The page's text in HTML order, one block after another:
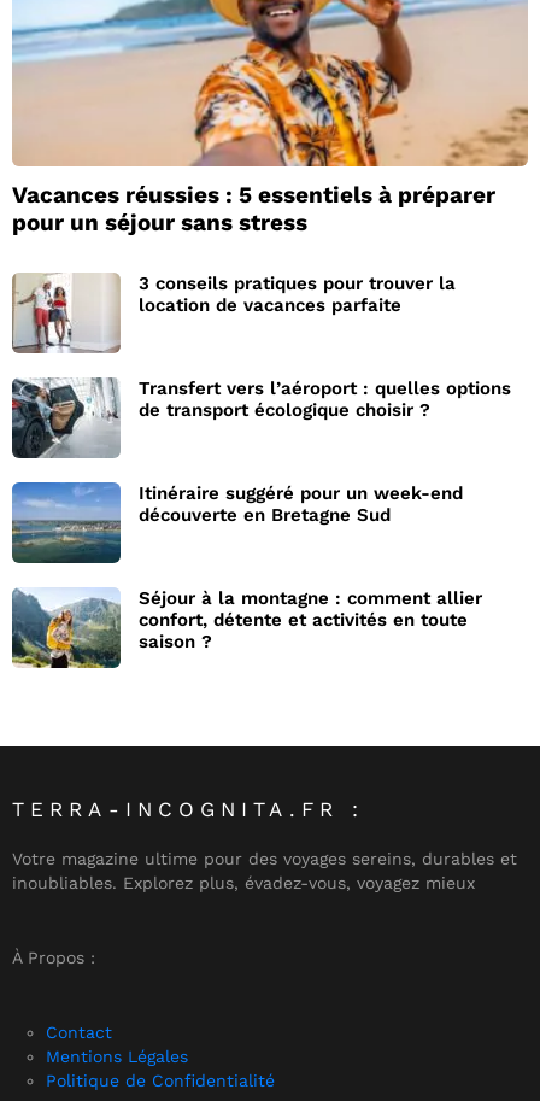
Vacances réussies : 5 essentiels à préparer
pour un séjour sans stress
3 conseils pratiques pour trouver la
location de vacances parfaite
Transfert vers l’aéroport : quelles options
de transport écologique choisir ?
Itinéraire suggéré pour un week-end
découverte en Bretagne Sud
Séjour à la montagne : comment allier
confort, détente et activités en toute
saison ?
TERRA-INCOGNITA.FR :
Votre magazine ultime pour des voyages sereins, durables et
inoubliables. Explorez plus, évadez-vous, voyagez mieux
À Propos :
Contact
Mentions Légales
Politique de Confidentialité